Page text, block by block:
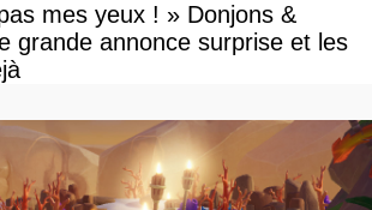
mes yeux ! » Donjons &
grande annonce surprise et les